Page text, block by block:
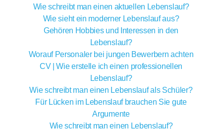
Wie schreibt man einen aktuellen Lebenslauf?
Wie sieht ein moderner Lebenslauf aus?
Gehören Hobbies und Interessen in den
Lebenslauf?
Worauf Personaler bei jungen Bewerbern achten
CV | Wie erstelle ich einen professionellen
Lebenslauf?
Wie schreibt man einen Lebenslauf als Schüler?
Für Lücken im Lebenslauf brauchen Sie gute
Argumente
Wie schreibt man einen Lebenslauf?